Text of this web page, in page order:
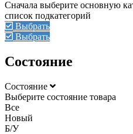
Выбрать
Выбрать
Состояние
Состояние
Выберите состояние товара
Все
Новый
Б/У